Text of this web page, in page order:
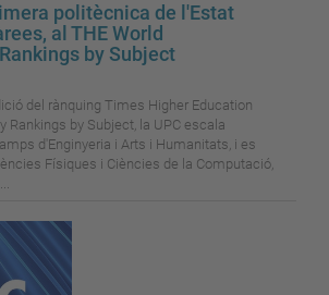
politècnica de l'Estat
al THE World
by Subject
del rànquing Times Higher Education
Rankings by Subject, la UPC escala
d'Enginyeria i Arts i Humanitats, i es
Físiques i Ciències de la Computació,